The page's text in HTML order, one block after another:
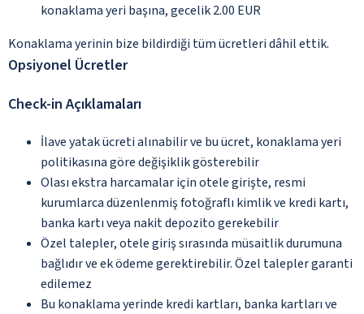
konaklama yeri başına, gecelik 2.00 EUR
Konaklama yerinin bize bildirdiği tüm ücretleri dâhil ettik.
Opsiyonel Ücretler
Check-in Açıklamaları
İlave yatak ücreti alınabilir ve bu ücret, konaklama yeri
politikasına göre değişiklik gösterebilir
Olası ekstra harcamalar için otele girişte, resmi
kurumlarca düzenlenmiş fotoğraflı kimlik ve kredi kartı,
banka kartı veya nakit depozito gerekebilir
Özel talepler, otele giriş sırasında müsaitlik durumuna
bağlıdır ve ek ödeme gerektirebilir. Özel talepler garanti
edilemez
Bu konaklama yerinde kredi kartları, banka kartları ve